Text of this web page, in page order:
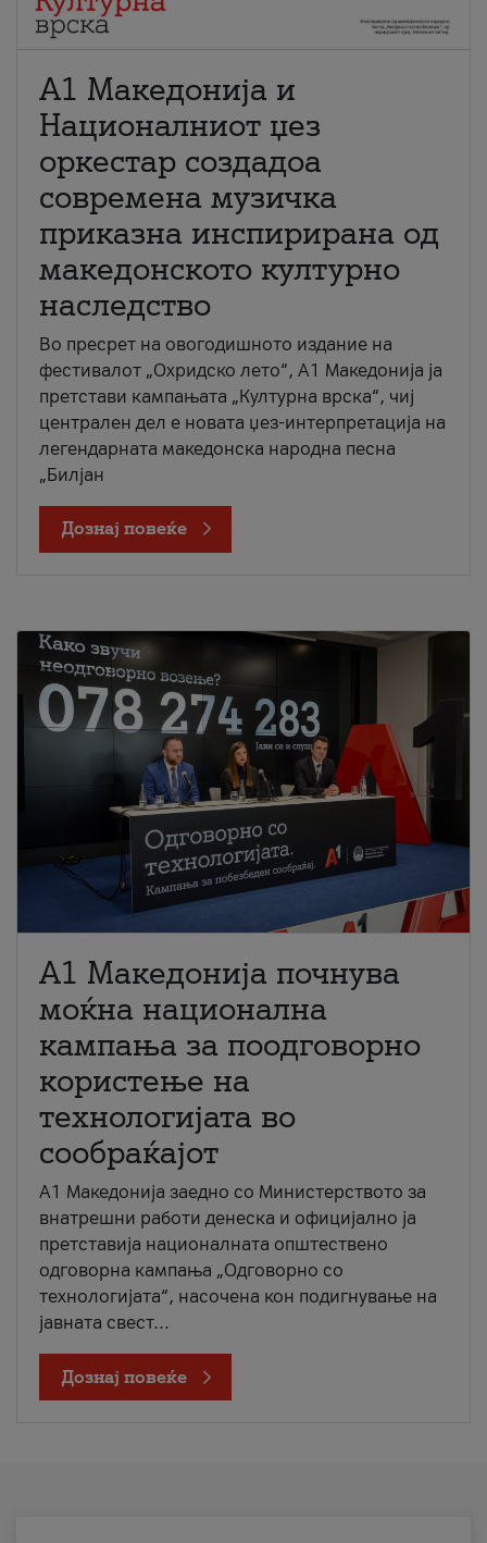
А1 Македонија и
Националниот џез
оркестар создадоа
современа музичка
приказна инспирирана од
македонското културно
наследство
Во пресрет на овогодишното издание на
фестивалот „Охридско лето“, А1 Македонија ја
претстави кампањата „Културна врска“, чиј
централен дел е новата џез-интерпретација на
легендарната македонска народна песна
„Билјан
Дознај повеќе
A1 Македонија почнува
моќна национална
кампања за поодговорно
користење на
технологијата во
сообраќајот
A1 Македонија заедно со Министерството за
внатрешни работи денеска и официјално ја
претставија националната општествено
одговорна кампања „Одговорно со
технологијата“, насочена кон подигнување на
јавната свест...
Дознај повеќе